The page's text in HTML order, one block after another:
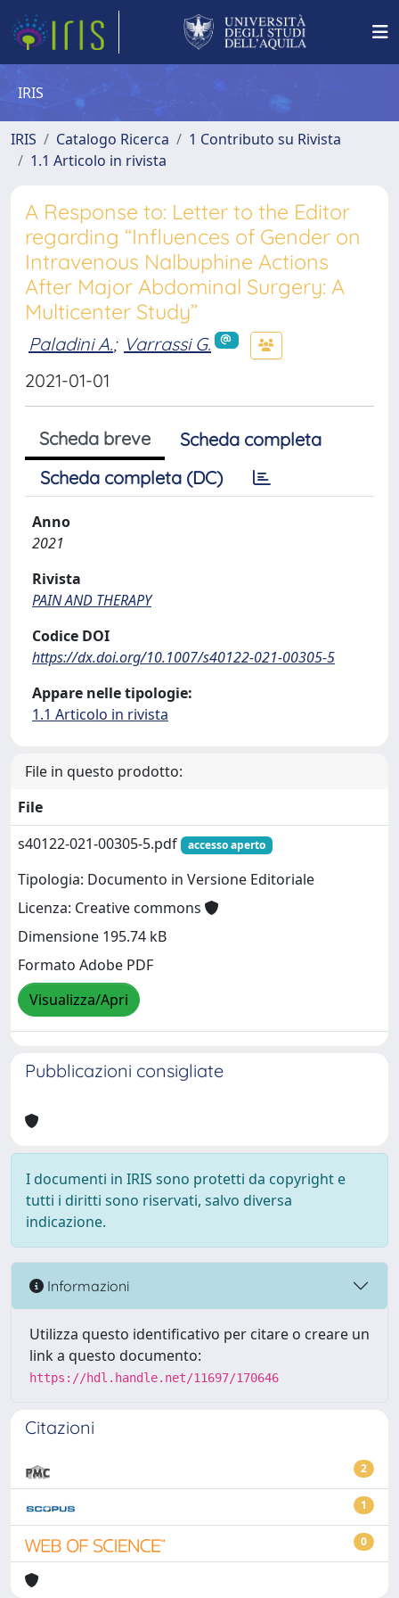
IRIS
IRIS Catalogo Ricerca
1 Contributo su Rivista
1.1 Articolo in rivista
A Response to: Letter to the Editor
regarding “Influences of Gender on
Intravenous Nalbuphine Actions
After Major Abdominal Surgery: A
Multicenter Study”
Paladini A.; Varrassi G.
2021-01-01
Scheda breve
Scheda completa
Scheda completa (DC)
Anno
2021
Rivista
PAIN AND THERAPY
Codice DOI
https://dx.doi.org/10.1007/s40122-021-00305-5
Appare nelle tipologie:
1.1 Articolo in rivista
File in questo prodotto:
File
s40122-021-00305-5.pdf
accesso aperto
Tipologia: Documento in Versione Editoriale
Licenza: Creative commons
Dimensione 195.74 kB
Formato Adobe PDF
Visualizza/Apri
Pubblicazioni consigliate
I documenti in IRIS sono protetti da copyright e
tutti i diritti sono riservati, salvo diversa
indicazione.
Informazioni
Utilizza questo identificativo per citare o creare un
link a questo documento:
https://hdl.handle.net/11697/170646
Citazioni
2
1
0